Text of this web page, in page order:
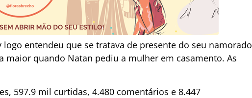
entendeu que se tratava de presente do seu namorado
maior quando Natan pediu a mulher em casamento. As
597.9 mil curtidas, 4.480 comentários e 8.447